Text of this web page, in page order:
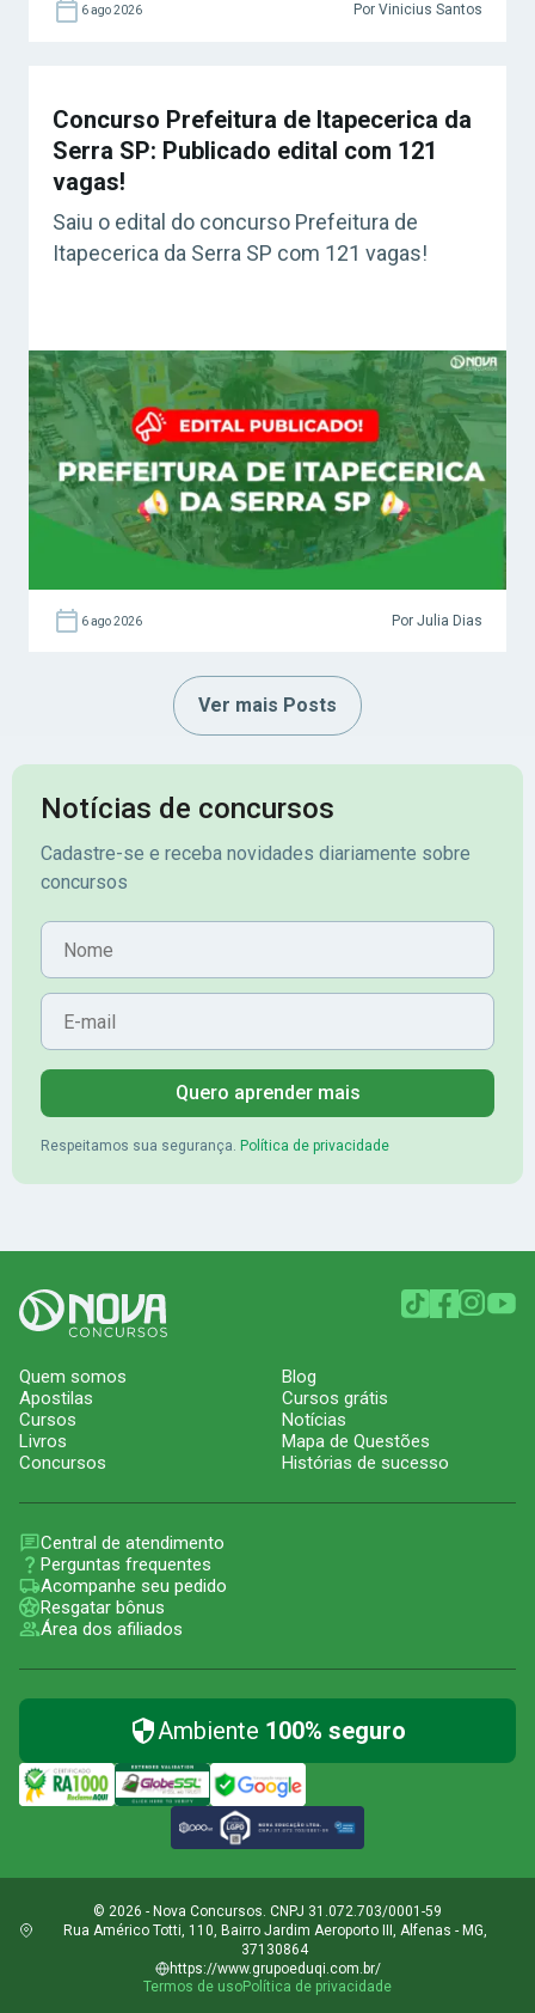
6 ago 2026 Por Vinicius Santos
Concurso Prefeitura de Itapecerica da
Serra SP: Publicado edital com 121
vagas!
Saiu o edital do concurso Prefeitura de
Itapecerica da Serra SP com 121 vagas!
6 ago 2026 Por Julia Dias
Ver mais Posts
Notícias de concursos
Cadastre-se e receba novidades diariamente sobre
concursos
Nome
E-mail
Quero aprender mais
Respeitamos sua segurança. Política de privacidade
Quem somos
Apostilas
Cursos
Livros
Concursos
Blog
Cursos grátis
Notícias
Mapa de Questões
Histórias de sucesso
Central de atendimento
Perguntas frequentes
Acompanhe seu pedido
Resgatar bônus
Área dos afiliados
Ambiente 100% seguro
© 2026 - Nova Concursos. CNPJ 31.072.703/0001-59
Rua Américo Totti, 110, Bairro Jardim Aeroporto III, Alfenas - MG,
37130864
https://www.grupoeduqi.com.br/
Termos de usoPolítica de privacidade